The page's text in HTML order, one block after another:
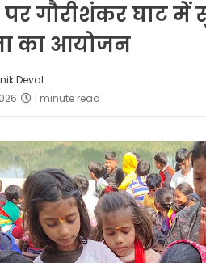
गौरीशंकर घाट में
का आयोजन
Deval
1 minute read